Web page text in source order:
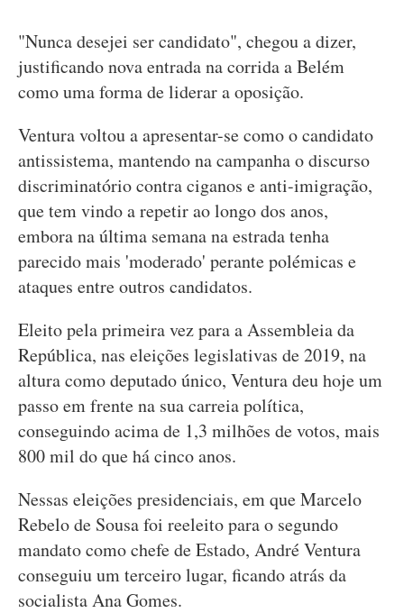
"Nunca desejei ser candidato", chegou a dizer,
justificando nova entrada na corrida a Belém
como uma forma de liderar a oposição.
Ventura voltou a apresentar-se como o candidato
antissistema, mantendo na campanha o discurso
discriminatório contra ciganos e anti-imigração,
que tem vindo a repetir ao longo dos anos,
embora na última semana na estrada tenha
parecido mais 'moderado' perante polémicas e
ataques entre outros candidatos.
Eleito pela primeira vez para a Assembleia da
República, nas eleições legislativas de 2019, na
altura como deputado único, Ventura deu hoje um
passo em frente na sua carreia política,
conseguindo acima de 1,3 milhões de votos, mais
800 mil do que há cinco anos.
Nessas eleições presidenciais, em que Marcelo
Rebelo de Sousa foi reeleito para o segundo
mandato como chefe de Estado, André Ventura
conseguiu um terceiro lugar, ficando atrás da
socialista Ana Gomes.